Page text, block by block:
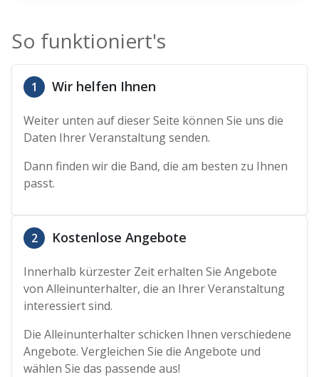
So funktioniert's
1 Wir helfen Ihnen
Weiter unten auf dieser Seite können Sie uns die
Daten Ihrer Veranstaltung senden.
Dann finden wir die Band, die am besten zu Ihnen
passt.
2 Kostenlose Angebote
Innerhalb kürzester Zeit erhalten Sie Angebote
von Alleinunterhalter, die an Ihrer Veranstaltung
interessiert sind.
Die Alleinunterhalter schicken Ihnen verschiedene
Angebote. Vergleichen Sie die Angebote und
wählen Sie das passende aus!